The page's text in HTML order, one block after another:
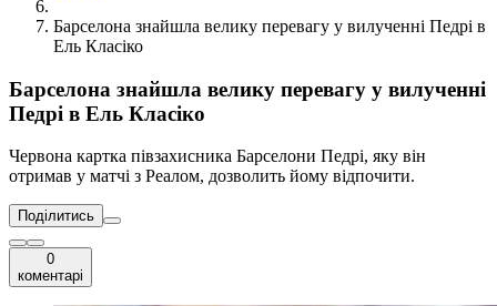
Барселона знайшла велику перевагу у вилученні Педрі в
Ель Класіко
Барселона знайшла велику перевагу у вилученні
Педрі в Ель Класіко
Червона картка півзахисника Барселони Педрі, яку він
отримав у матчі з Реалом, дозволить йому відпочити.
Поділитись
0
коментарі